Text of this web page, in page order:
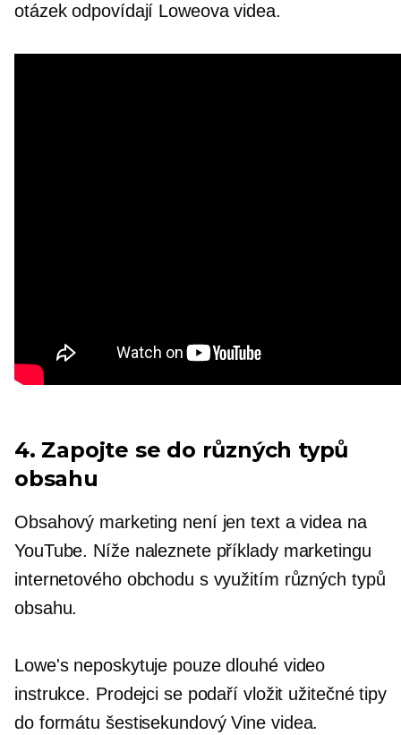
otázek odpovídají Loweova videa.
4. Zapojte se do různých typů
obsahu
Obsahový marketing není jen text a videa na
YouTube. Níže naleznete příklady marketingu
internetového obchodu s využitím různých typů
obsahu.
Lowe's neposkytuje pouze dlouhé video
instrukce. Prodejci se podaří vložit užitečné tipy
do formátu šestisekundovýVine videa.